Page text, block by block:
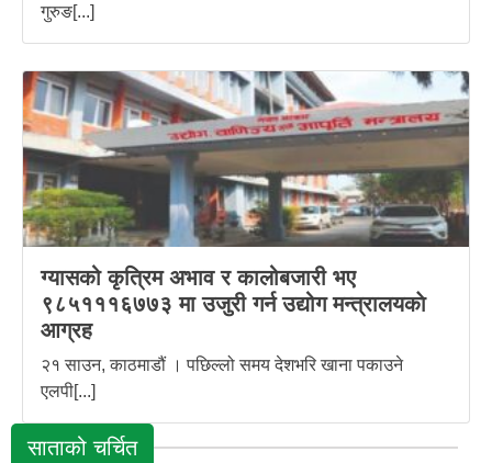
गुरुङ[...]
ग्यासको कृत्रिम अभाव र कालोबजारी भए
९८५१११६७७३ मा उजुरी गर्न उद्योग मन्त्रालयकाे
आग्रह
२१ साउन, काठमाडौं । पछिल्लो समय देशभरि खाना पकाउने
एलपी[...]
साताको चर्चित